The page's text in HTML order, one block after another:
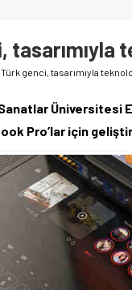
tasarımıyla
Türk genci, tasarımıyla
Üniversitesi
Pro’lar için